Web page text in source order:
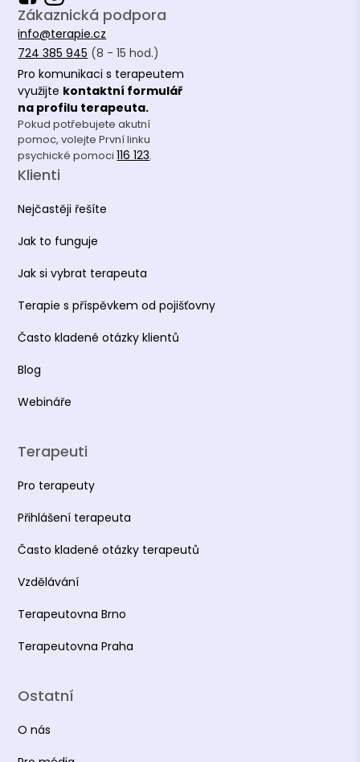
Zákaznická podpora
info@terapie.cz
724 385 945 (8 - 15 hod.)
Pro komunikaci s terapeutem
využijte kontaktní formulář
na profilu terapeuta.
Pokud potřebujete akutní
pomoc, volejte První linku
psychické pomoci116 123.
Klienti
Nejčastěji řešíte
Jak to funguje
Jak si vybrat terapeuta
Terapie s příspěvkem od pojišťovny
Často kladené otázky klientů
Blog
Webináře
Terapeuti
Pro terapeuty
Přihlášení terapeuta
Často kladené otázky terapeutů
Vzdělávání
Terapeutovna Brno
Terapeutovna Praha
Ostatní
O nás